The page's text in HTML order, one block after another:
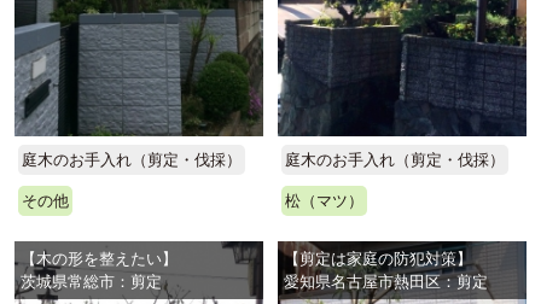
庭木のお手入れ（剪定・伐採）
その他
庭木のお手入れ（剪定・伐採）
松（マツ）
【木の形を整えたい】
茨城県常総市：剪定
【剪定は家庭の防犯対策】
愛知県名古屋市熱田区：剪定